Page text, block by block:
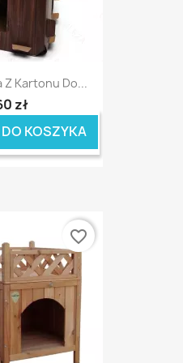
Z Kartonu Do...
zł
DO KOSZYKA
favorite_border